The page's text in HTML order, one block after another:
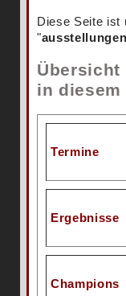
Diese Seite ist
"
Übersicht
in diesem
Termine
Ergebnisse
Champions